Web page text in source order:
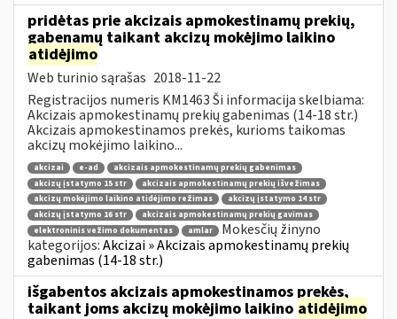
pridėtas prie akcizais apmokestinamų prekių,
gabenamų taikant akcizų mokėjimo laikino
atidėjimo
Web turinio sąrašas 2018-11-22
Registracijos numeris KM1463 Ši informacija skelbiama:
Akcizais apmokestinamų prekių gabenimas (14-18 str.)
Akcizais apmokestinamos prekės, kurioms taikomas
akcizų mokėjimo laikino...
akcizai e-ad
akcizais apmokestinamų prekių gabenimas
akcizų įstatymo 15 str
akcizais apmokestinamų prekių išvežimas
akcizų mokėjimo laikino atidėjimo režimas
akcizų įstatymo 14 str
akcizų įstatymo 16 str
akcizais apmokestinamų prekių gavimas
elektroninis vežimo dokumentas
amlar
Mokesčių žinyno
kategorijos:Akcizai » Akcizais apmokestinamų prekių
gabenimas (14-18 str.)
išgabentos akcizais apmokestinamos prekės,
taikant joms akcizų mokėjimo laikino atidėjimo